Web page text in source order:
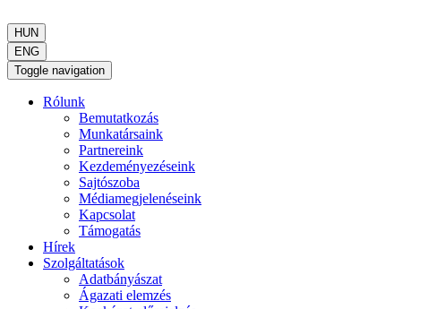
HUN
ENG
Toggle navigation
Rólunk
Bemutatkozás
Munkatársaink
Partnereink
Kezdeményezéseink
Sajtószoba
Médiamegjelenéseink
Kapcsolat
Támogatás
Hírek
Szolgáltatások
Adatbányászat
Ágazati elemzés